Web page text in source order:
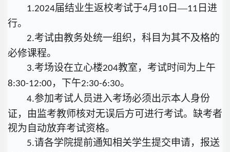
1.2024届结业生返校考试于4月 10 日—11 日进
行。
2.考试由教务处统一组织，科目为其不及格的
必修课程。
3.考场设在立心楼204教室，考试时间为上午
8:30-12:00，下午2:30-6:30。
4.参加考试人员进入考场必须出示本人身份
证，由监考教师核对无误后方可进行考试。缺考者
视为自动放弃考试资格。
5.请各学院提前通知相关学生提交申请，报送